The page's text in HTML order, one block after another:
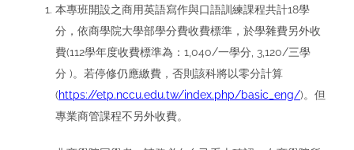
本專班開設之商用英語寫作與口語訓練課程共計18學
分，依商學院大學部學分費收費標準，於學雜費另外收
費(112學年度收費標準為：1,040/一學分, 3,120/三學
分 )。若停修仍應繳費，否則該科將以零分計算
(https://etp.nccu.edu.tw/index.php/basic_eng/)。但
專業商管課程不另外收費。